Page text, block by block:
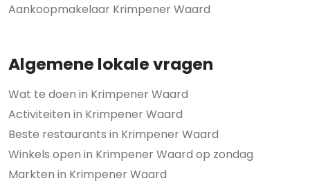
Aankoopmakelaar Krimpener Waard
Algemene lokale vragen
Wat te doen in Krimpener Waard
Activiteiten in Krimpener Waard
Beste restaurants in Krimpener Waard
Winkels open in Krimpener Waard op zondag
Markten in Krimpener Waard